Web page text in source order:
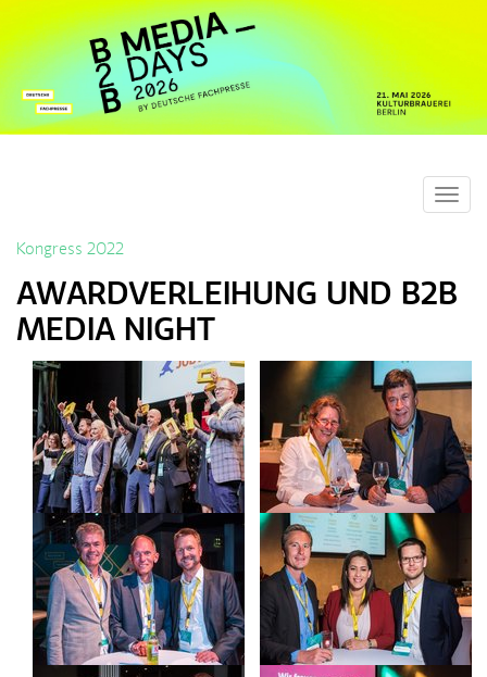
Kongress 2022
AWARDVERLEIHUNG UND B2B
MEDIA NIGHT